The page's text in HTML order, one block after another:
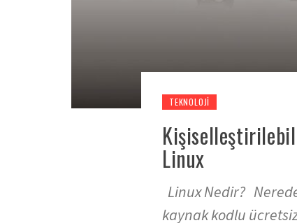
TEKNOLOJI
Linux
Linux Nedir?
kaynak kodlu